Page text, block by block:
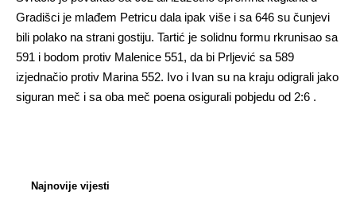
Gradišci je mlađem Petricu dala ipak više i sa 646 su čunjevi
bili polako na strani gostiju. Tartić je solidnu formu rkrunisao sa
591 i bodom protiv Malenice 551, da bi Prljević sa 589
izjednačio protiv Marina 552. Ivo i Ivan su na kraju odigrali jako
siguran meč i sa oba meč poena osigurali pobjedu od 2:6 .
Najnovije vijesti